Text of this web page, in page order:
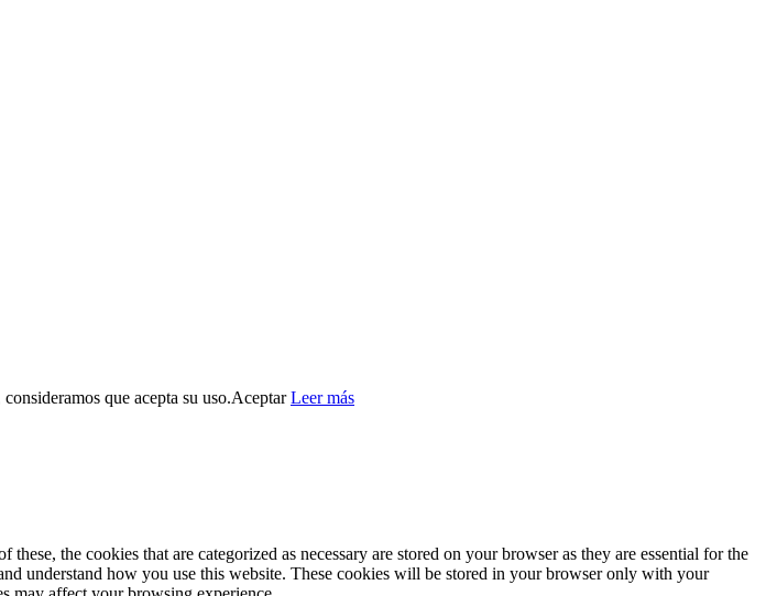
que acepta su uso.Aceptar Leer más
the cookies that are categorized as necessary are stored on your browser as they are essential for the
understand how you use this website. These cookies will be stored in your browser only with your